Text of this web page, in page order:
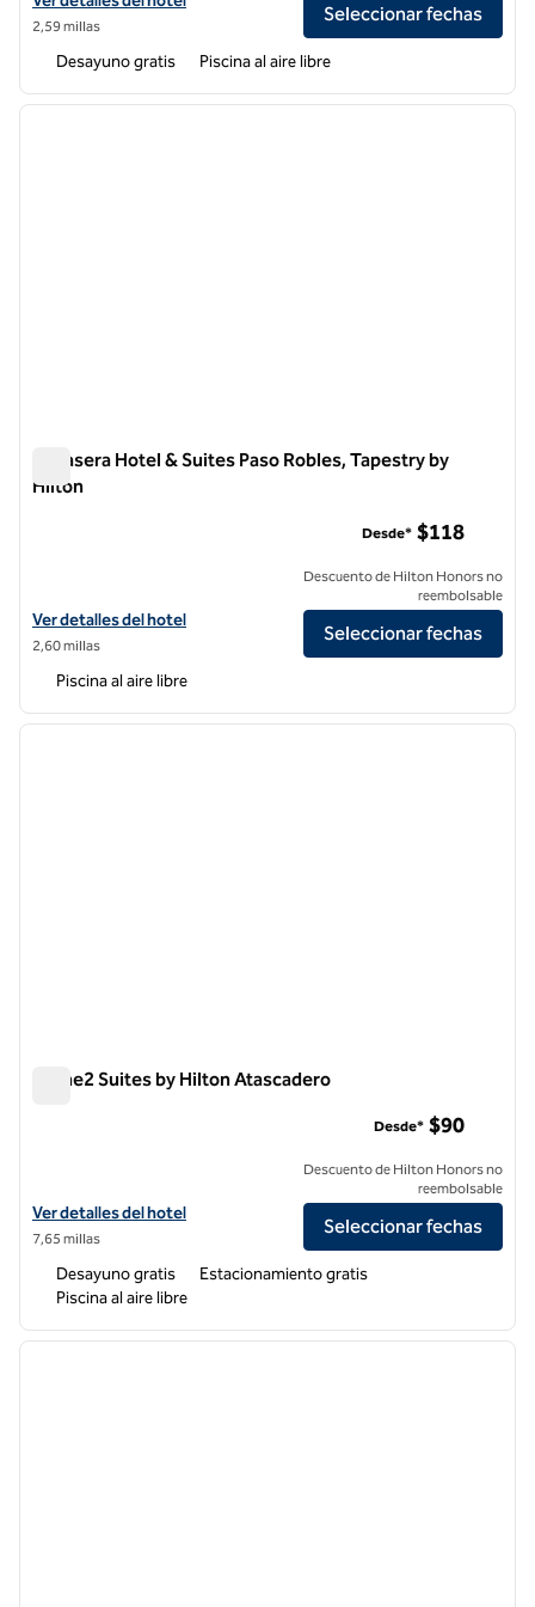
2,59 millas
Seleccionar fechas
Desayuno gratis Piscina al aire libre
1 de 12
Bellasera Hotel & Suites Paso Robles, Tapestry by
Hilton
Ver detalles del hotel Bellasera Hotel & Suites Paso Robles, Tapestry
Ver detalles del hotel
2,60 millas
Desde* $118
Descuento de Hilton Honors no
reembolsable
Seleccionar fechas
Piscina al aire libre
1 de 12
Home2 Suites by Hilton Atascadero
Ver detalles del hotel Home2 Suites by Hilton Atascadero
Ver detalles del hotel
7,65 millas
Desde* $90
Descuento de Hilton Honors no
reembolsable
Seleccionar fechas
Desayuno gratis
Estacionamiento gratis
Piscina al aire libre
1 de 12